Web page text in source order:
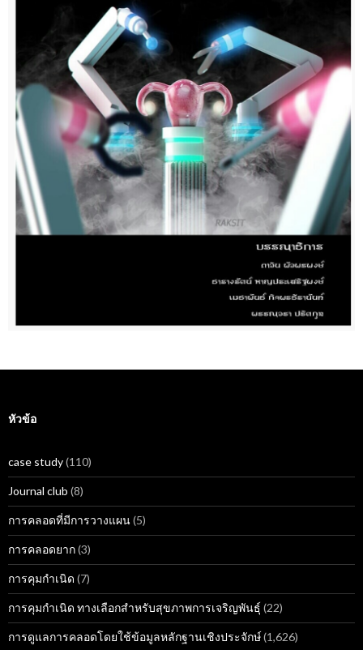
หัวข้อ
case study(110)
Journal club (8)
การคลอดที่มีการวางแผน(5)
การคลอดยาก(3)
การคุมกำเนิด (7)
การคุมกำเนิด ทางเลือกสำหรับสุขภาพการเจริญพันธุ์ (22)
การดูแลการคลอดโดยใช้ข้อมูลหลักฐานเชิงประจักษ์(1,626)